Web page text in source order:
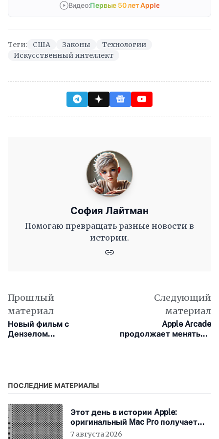
Видео:Первые 50 лет Apple
Теги: США Законы
Технологии
Искусственный интеллект
София Лайтман
Помогаю превращать разные новости в
истории.
Прошлый
материал
Новый фильм с
Дензелом
Следующий
материал
Apple Arcade
продолжает меняться,
ПОСЛЕДНИЕ МАТЕРИАЛЫ
Этот день в истории Apple:
оригинальный Mac Pro получает
мощный процессор Intel
7 августа 2026